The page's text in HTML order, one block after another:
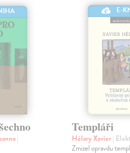
|
E-
Templáři
Hélary Xavier|
Zmizel opravdu